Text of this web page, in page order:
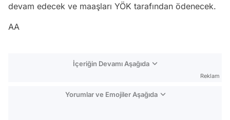
devam edecek ve maaşları YÖK tarafından ödenecek.
AA
İçeriğin Devamı Aşağıda
Reklam
Yorumlar ve Emojiler Aşağıda